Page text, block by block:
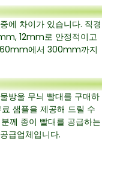
에 차이가 있습니다. 직경
12mm로 안정적이고
60mm에서 300mm까지
방울 무늬 빨대를 구매하
샘플을 제공해 드릴 수
께 종이 빨대를 공급하는
급업체입니다.